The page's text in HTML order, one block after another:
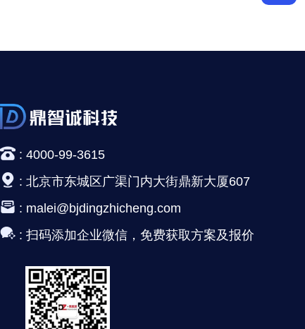
: 4000-99-3615
: 北京市东城区广渠门内大街鼎新大厦607
: malei@bjdingzhicheng.com
: 扫码添加企业微信，免费获取方案及报价